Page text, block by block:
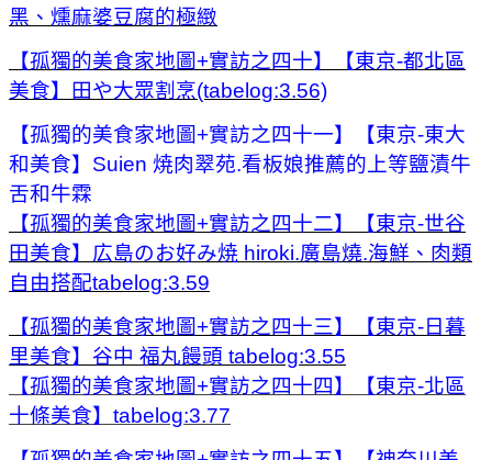
黑、燻麻婆豆腐的極緻
【孤獨的美食家地圖+實訪之四十】【東京-都北區
美食】田や大眾割烹(tabelog:3.56)
【孤獨的美食家地圖+實訪之四十一】【東京-東大
和美食】Suien 焼肉翠苑.看板娘推薦的上等鹽漬牛
舌和牛霖
【孤獨的美食家地圖+實訪之四十二】【東京-世谷
田美食】広島のお好み焼 hiroki.廣島燒.海鮮、肉類
自由搭配tabelog:3.59
【孤獨的美食家地圖+實訪之四十三】【東京-日暮
里美食】谷中 福丸饅頭 tabelog:3.55
【孤獨的美食家地圖+實訪之四十四】【東京-北區
十條美食】tabelog:3.77